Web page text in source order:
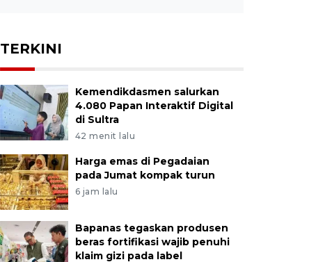
TERKINI
Kemendikdasmen salurkan
4.080 Papan Interaktif Digital
di Sultra
42 menit lalu
Harga emas di Pegadaian
pada Jumat kompak turun
6 jam lalu
Bapanas tegaskan produsen
beras fortifikasi wajib penuhi
klaim gizi pada label